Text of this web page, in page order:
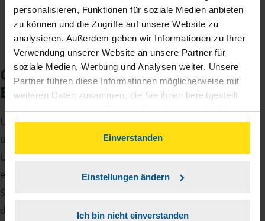
personalisieren, Funktionen für soziale Medien anbieten
zu können und die Zugriffe auf unsere Website zu
analysieren. Außerdem geben wir Informationen zu Ihrer
Verwendung unserer Website an unsere Partner für
soziale Medien, Werbung und Analysen weiter. Unsere
Partner führen diese Informationen möglicherweise mit
weiteren Daten zusammen, die Sie ihnen bereitgestellt
haben oder die sie im Rahmen Ihrer Nutzung der Dienste
gesammelt haben. Indem Sie auf Einverstanden klicken,
können Sie der Verwendung von Cookies, gemäß
unserer➔ Datenschutzrichtliniezustimmen.
Einverstanden
Einstellungen ändern
Ich bin nicht einverstanden
Checkliste für Ihr
Beratungsgespräch
Um Ihre Steuererklärung erstellen zu können, benötigen
unsere Beraterinnen und Berater eine Reihe von
Unterlagen von Ihnen. Dazu gehört beispielsweise die
elektronische Lohnsteuerbescheinigung, Ihre
Steueridentifikationsnummer, der Rentenbescheid oder
die Bescheinigung über das Kindergeld.